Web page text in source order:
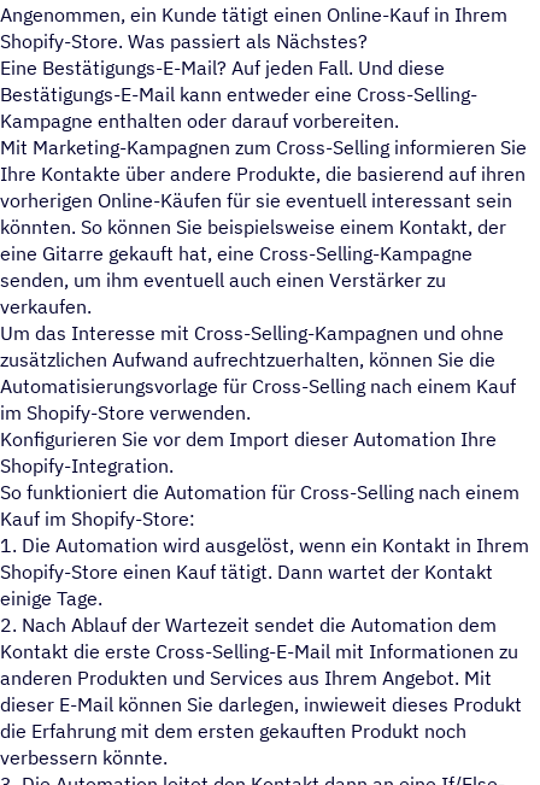
Angenommen, ein Kunde tätigt einen Online-Kauf in Ihrem
Shopify-Store. Was passiert als Nächstes?
Eine Bestätigungs-E-Mail? Auf jeden Fall. Und diese
Bestätigungs-E-Mail kann entweder eine Cross-Selling-
Kampagne enthalten oder darauf vorbereiten.
Mit Marketing-Kampagnen zum Cross-Selling informieren Sie
Ihre Kontakte über andere Produkte, die basierend auf ihren
vorherigen Online-Käufen für sie eventuell interessant sein
könnten. So können Sie beispielsweise einem Kontakt, der
eine Gitarre gekauft hat, eine Cross-Selling-Kampagne
senden, um ihm eventuell auch einen Verstärker zu
verkaufen.
Um das Interesse mit Cross-Selling-Kampagnen und ohne
zusätzlichen Aufwand aufrechtzuerhalten, können Sie die
Automatisierungsvorlage für Cross-Selling nach einem Kauf
im Shopify-Store verwenden.
Konfigurieren Sie vor dem Import dieser Automation Ihre
Shopify-Integration.
So funktioniert die Automation für Cross-Selling nach einem
Kauf im Shopify-Store:
1. Die Automation wird ausgelöst, wenn ein Kontakt in Ihrem
Shopify-Store einen Kauf tätigt. Dann wartet der Kontakt
einige Tage.
2. Nach Ablauf der Wartezeit sendet die Automation dem
Kontakt die erste Cross-Selling-E-Mail mit Informationen zu
anderen Produkten und Services aus Ihrem Angebot. Mit
dieser E-Mail können Sie darlegen, inwieweit dieses Produkt
die Erfahrung mit dem ersten gekauften Produkt noch
verbessern könnte.